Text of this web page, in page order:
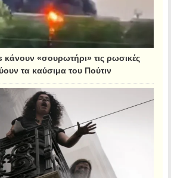
«σουρωτήρι» τις ρωσικές
τα καύσιμα του Πούτιν